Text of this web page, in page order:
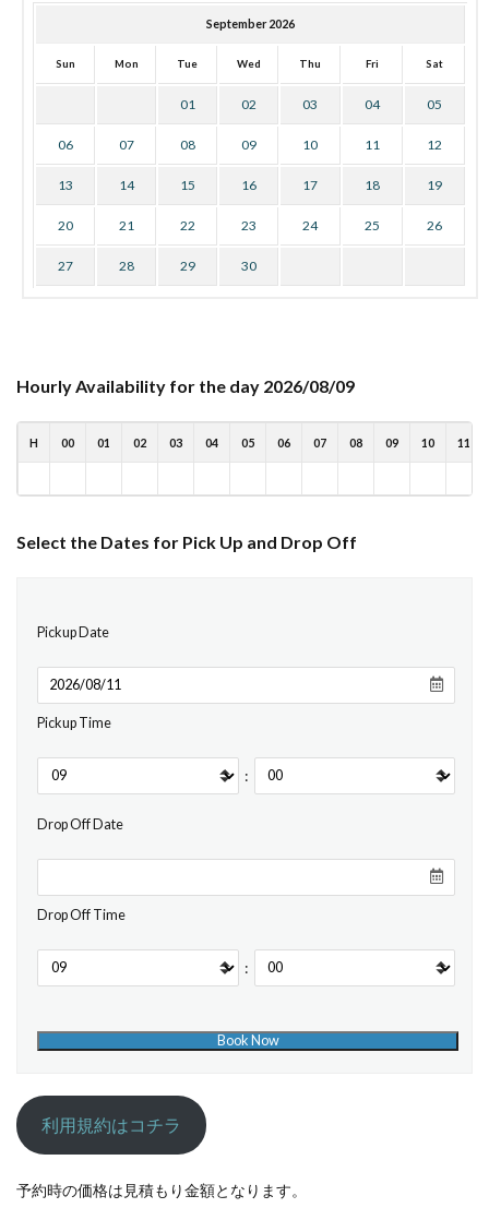
September 2026
Sun Mon Tue Wed Thu Fri Sat
01 02 03 04 05
06 07 08 09 10 11 12
13 14 15 16 17 18 19
20 21 22 23 24 25 26
27 28 29 30
Hourly Availability for the day 2026/08/09
H 00 01 02 03 04 05 06 07 08 09 10 11
Select the Dates for Pick Up and Drop Off
Pickup Date
Pickup Time
:
Drop Off Date
Drop Off Time
:
利用規約はコチラ
予約時の価格は見積もり金額となります。